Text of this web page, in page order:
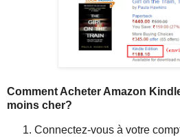
Comment Acheter Amazon
moins cher?
Connectez-vous à votre